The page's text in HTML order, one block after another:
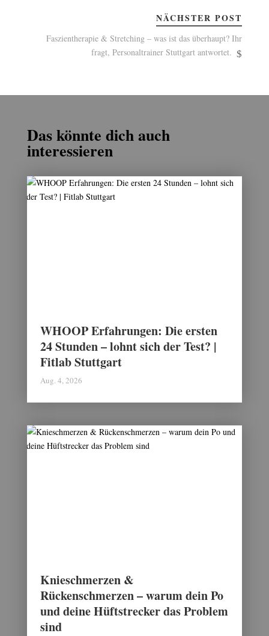
NÄCHSTER POST
Faszientherapie & Stretching – was ist das überhaupt? Ihr
fragt, Personaltrainer Stuttgart antwortet.
Das könnte dich auch
interessieren
WHOOP Erfahrungen: Die ersten
24 Stunden – lohnt sich der Test? |
Fitlab Stuttgart
Aug. 4, 2026
Knieschmerzen &
Rückenschmerzen – warum dein Po
und deine Hüftstrecker das Problem
sind